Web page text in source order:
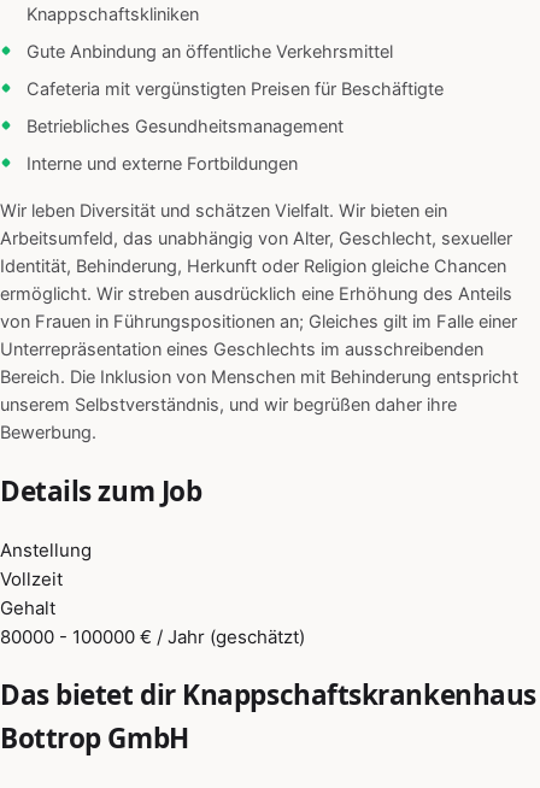
Knappschaftskliniken
Gute Anbindung an öffentliche Verkehrsmittel
Cafeteria mit vergünstigten Preisen für Beschäftigte
Betriebliches Gesundheitsmanagement
Interne und externe Fortbildungen
Wir leben Diversität und schätzen Vielfalt. Wir bieten ein
Arbeitsumfeld, das unabhängig von Alter, Geschlecht, sexueller
Identität, Behinderung, Herkunft oder Religion gleiche Chancen
ermöglicht. Wir streben ausdrücklich eine Erhöhung des Anteils
von Frauen in Führungspositionen an; Gleiches gilt im Falle einer
Unterrepräsentation eines Geschlechts im ausschreibenden
Bereich. Die Inklusion von Menschen mit Behinderung entspricht
unserem Selbstverständnis, und wir begrüßen daher ihre
Bewerbung.
Details zum Job
Anstellung
Vollzeit
Gehalt
80000 - 100000 € / Jahr (geschätzt)
Das bietet dir Knappschaftskrankenhaus
Bottrop GmbH